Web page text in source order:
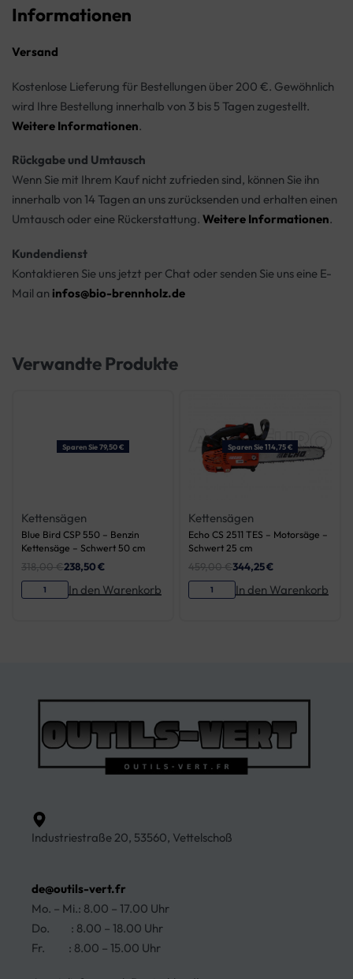
Informationen
Versand
Kostenlose Lieferung für Bestellungen über 200 €. Gewöhnlich
wird Ihre Bestellung innerhalb von 3 bis 5 Tagen zugestellt.
Weitere Informationen.
Rückgabe und Umtausch
Wenn Sie mit Ihrem Kauf nicht zufrieden sind, können Sie ihn
innerhalb von 14 Tagen an uns zurücksenden und erhalten einen
Umtausch oder eine Rückerstattung. Weitere Informationen.
Kundendienst
Kontaktieren Sie uns jetzt per Chat oder senden Sie uns eine E-
Mail an infos@bio-brennholz.de
Verwandte Produkte
Sparen Sie 79,50 €
Kettensägen
Blue Bird CSP 550 – Benzin
Kettensäge – Schwert 50 cm
318,00€238,50€
In den Warenkorb
Sparen Sie 114,75 €
Kettensägen
Echo CS 2511 TES – Motorsäge –
Schwert 25 cm
459,00€344,25€
In den Warenkorb
Industriestraße 20, 53560, Vettelschoß
de@outils-vert.fr
Mo. – Mi.: 8.00 – 17.00 Uhr
Do. : 8.00 – 18.00 Uhr
Fr. : 8.00 – 15.00 Uhr